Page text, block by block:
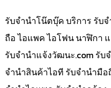
รับจำนำโน๊ตบุ๊ค บริการ รับ
ถือ ไอแพค ไอโฟน นาฬิกา
รับจํานําแจ้งวัฒนะ.com รับ
จำนำสินค้าไอที รับจำนำมื